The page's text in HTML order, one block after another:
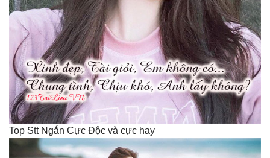
Top Stt Ngắn Cực Độc và cực hay